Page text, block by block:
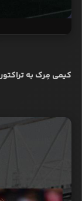
کیمی مِرک به تراکتور -